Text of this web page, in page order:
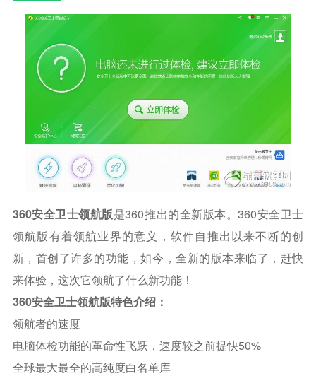
360安全卫士领航版是360推出的全新版本。360安全卫士
领航版有着领航业界的意义，软件自推出以来不断的创
新，首创了许多的功能，如今，全新的版本来临了，赶快
来体验，这次它领航了什么新功能！
360安全卫士领航版特色介绍：
领航者的速度
电脑体检功能的革命性飞跃，速度较之前提快50%
全球最大最全的高纯度白名单库